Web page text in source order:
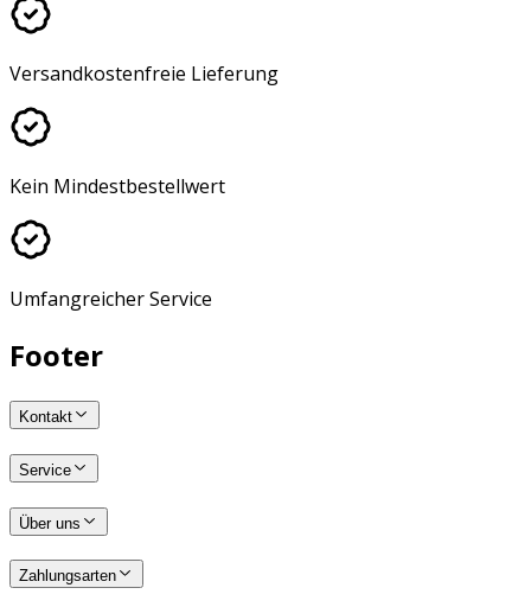
Versandkostenfreie Lieferung
Kein Mindestbestellwert
Umfangreicher Service
Footer
Kontakt
Service
Über uns
Zahlungsarten